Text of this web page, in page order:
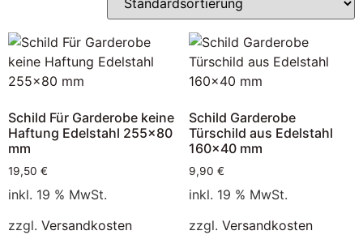
Schild Für Garderobe keine
Haftung Edelstahl 255×80
mm
19,50 €
inkl. 19 % MwSt.
zzgl. Versandkosten
Schild Garderobe
Türschild aus Edelstahl
160×40 mm
9,90 €
inkl. 19 % MwSt.
zzgl. Versandkosten